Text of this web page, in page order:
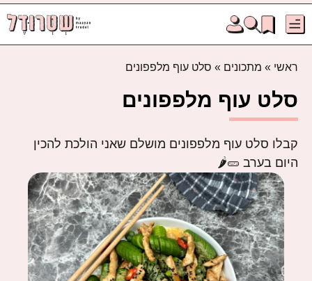
ראשי » מתכונים » סלט עוף מלפפונים
סלט עוף מלפפונים
קבלו סלט עוף מלפפונים מושלם שאני הולכת להכין
היום בערב 🥒🌶️